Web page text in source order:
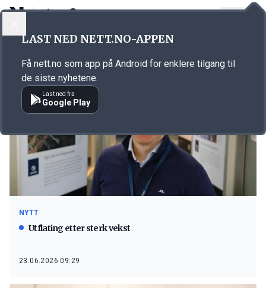
Emne: Sintef
NYTT
Utflating etter sterk vekst
23.06.2026 09:29
LAST NED NETT.NO-APPEN
Få nett.no som app på Android for enklere tilgang til
de siste nyhetene.
Last ned fra
Google Play